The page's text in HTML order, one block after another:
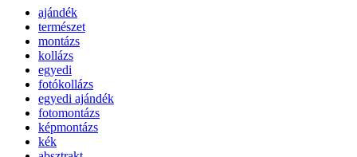
ajándék
természet
montázs
kollázs
egyedi
fotókollázs
egyedi ajándék
fotomontázs
képmontázs
kék